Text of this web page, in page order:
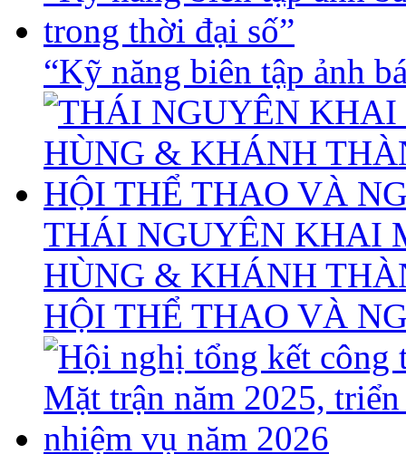
“Kỹ năng biên tập ảnh
THÁI NGUYÊN KHAI
HÙNG & KHÁNH
HỘI THỂ THAO VÀ